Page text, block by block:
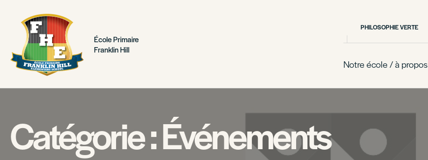
École Primaire
Franklin Hill
PHILOSOPHIE VERTE
Notre école / à propos
Catégorie :Événements